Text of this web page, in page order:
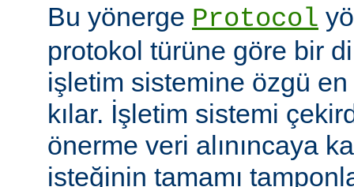
Bu yönerge Protocol
protokol türüne göre bir
işletim sistemine özgü
kılar. İşletim sistemi
önerme veri alınıncaya
isteğinin tamamı